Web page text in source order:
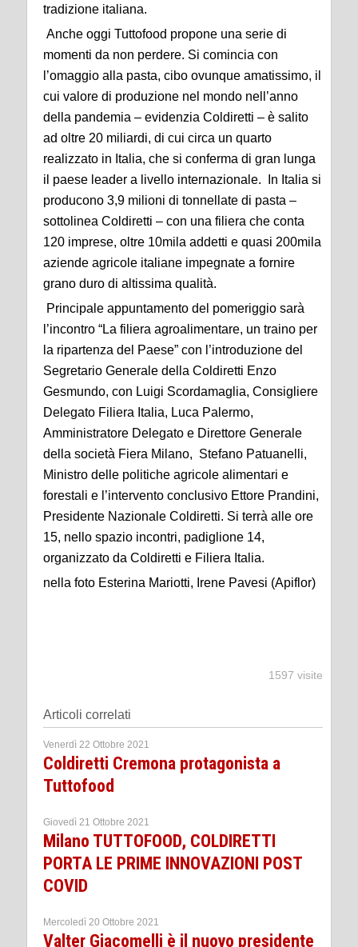
tradizione italiana.
Anche oggi Tuttofood propone una serie di
momenti da non perdere. Si comincia con
l’omaggio alla pasta, cibo ovunque amatissimo, il
cui valore di produzione nel mondo nell’anno
della pandemia – evidenzia Coldiretti – è salito
ad oltre 20 miliardi, di cui circa un quarto
realizzato in Italia, che si conferma di gran lunga
il paese leader a livello internazionale. In Italia si
producono 3,9 milioni di tonnellate di pasta –
sottolinea Coldiretti – con una filiera che conta
120 imprese, oltre 10mila addetti e quasi 200mila
aziende agricole italiane impegnate a fornire
grano duro di altissima qualità.
Principale appuntamento del pomeriggio sarà
l’incontro “La filiera agroalimentare, un traino per
la ripartenza del Paese” con l’introduzione del
Segretario Generale della Coldiretti Enzo
Gesmundo, con Luigi Scordamaglia, Consigliere
Delegato Filiera Italia, Luca Palermo,
Amministratore Delegato e Direttore Generale
della società Fiera Milano, Stefano Patuanelli,
Ministro delle politiche agricole alimentari e
forestali e l’intervento conclusivo Ettore Prandini,
Presidente Nazionale Coldiretti. Si terrà alle ore
15, nello spazio incontri, padiglione 14,
organizzato da Coldiretti e Filiera Italia.
nella foto Esterina Mariotti, Irene Pavesi (Apiflor)
1597 visite
Articoli correlati
Venerdì 22 Ottobre 2021
Coldiretti Cremona protagonista a
Tuttofood
Giovedì 21 Ottobre 2021
Milano TUTTOFOOD, COLDIRETTI
PORTA LE PRIME INNOVAZIONI POST
COVID
Mercoledì 20 Ottobre 2021
Valter Giacomelli è il nuovo presidente